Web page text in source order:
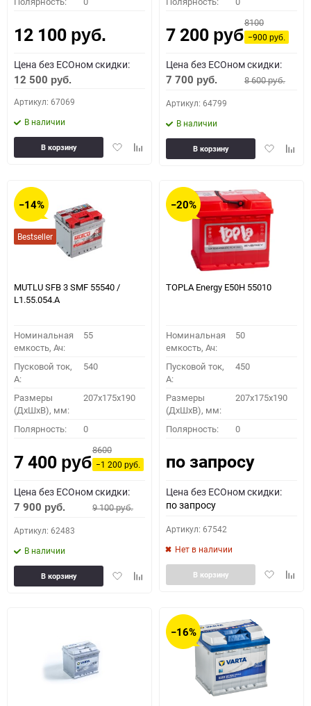
12 100 руб.
Цена без ECOном скидки:
12 500 руб.
Артикул: 67069
В наличии
ДобавитьДобавить
В корзину
7 200 руб.
8100
−900руб.
Цена без ECOном скидки:
7 700 руб. 8 600руб.
Артикул: 64799
В наличии
Добавить
В корзину
−14%
Bestseller
MUTLU SFB 3 SMF 55540 /
L1.55.054.A
Номинальная
емкость, Ач:
55
Пусковой ток,
A:
540
Размеры
(ДхШхВ), мм:
207x175x190
Полярность: 0
7 400 руб.
8600
−1 200руб.
Цена без ECOном скидки:
7 900 руб. 9 100руб.
Артикул: 62483
В наличии
ДобавитьДобавить
В корзину
−20%
TOPLA Energy E50H 55010
Номинальная
емкость, Ач:
50
Пусковой ток,
A:
450
Размеры
(ДхШхВ), мм:
207x175x190
Полярность: 0
по запросу
Цена без ECOном скидки:
по запросу
Артикул: 67542
Нет в наличии
Добавить
В корзину
−16%